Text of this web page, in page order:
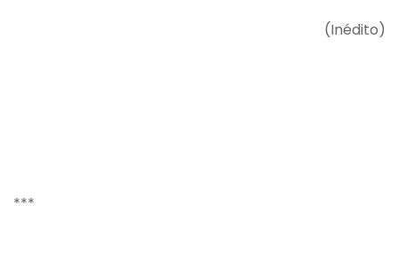
(Inédito)
***